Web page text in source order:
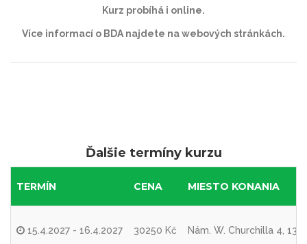
Kurz probíhá i online.
Více informací o BDA najdete na webových stránkách.
Ďalšie termíny kurzu
TERMÍN CENA MIESTO KONANIA
15.4.2027 - 16.4.2027 30250 Kč Nám. W. Churchilla 4, 130